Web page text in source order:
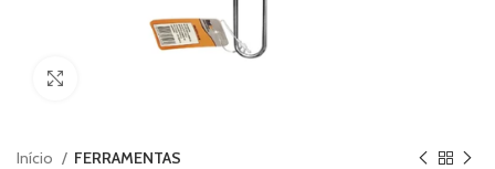
Início FERRAMENTAS